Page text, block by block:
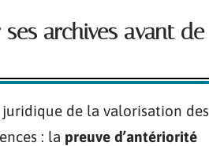
archives avant de
juridique de la valorisation des
: la preuve d’antériorité